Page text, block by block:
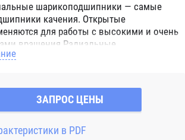
шарикоподшипники — самые
качения. Открытые
для работы с высокими и очень
вращения.Радиальные
обозначением 2Z ZZ с обеих сторон
2RSH 2RSR имеют с обеих сторон
из бутадиен-нитрильного каучука
для средних частот вращения. Также
с бесконтактными
ЗАПРОС ЦЕНЫ
в PDF